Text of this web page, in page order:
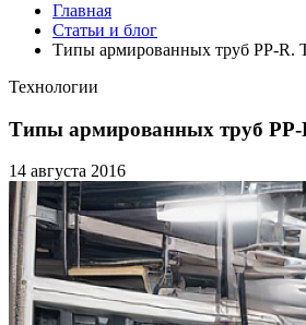
Главная
Статьи и блог
Типы армированных труб PP-R.
Технологии
Типы армированных труб
14 августа 2016